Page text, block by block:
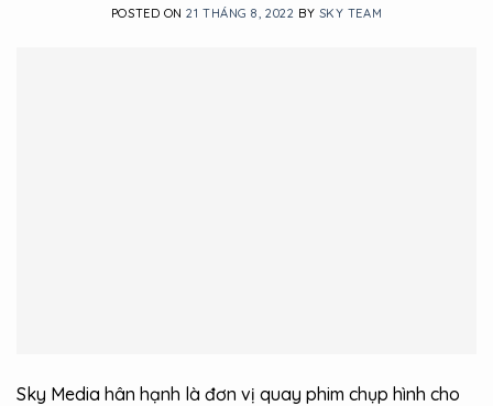
POSTED ON21 THÁNG 8, 2022 BY SKY TEAM
Sky Media hân hạnh là đơn vị quay phim chụp hình cho